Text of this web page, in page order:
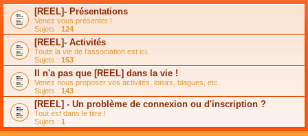
s
s
a
g
e
n
o
n
l
u
l
e
p
l
u
s
l
e
m
e
s
s
a
g
e
n
o
n
l
u
l
e
l
t
e
r
l
e
m
e
s
s
a
g
e
n
o
n
[REEL]- Présentations
Venez vous présenter !
Sujets : 124
[REEL]- Activités
Toute la vie de l'association est ici.
Sujets : 153
Il n'a pas que [REEL] dans la vie !
Venez nous proposer vos activités, loisirs, blagues, etc.
Sujets : 143
[REEL] - Un problème de connexion ou d'inscription ?
Tout est dans le titre !
Sujets : 1